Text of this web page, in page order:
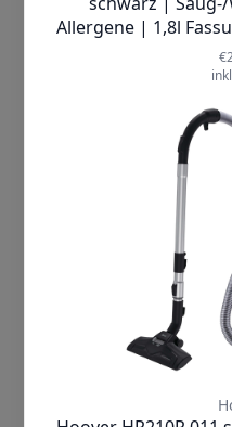
endlich wieder
verwenden
Technologien zur
Messung und
einverstanden
auf wesentliche
Technologien.
einverstanden bist,
"Cookies
findest Du in
Cookies